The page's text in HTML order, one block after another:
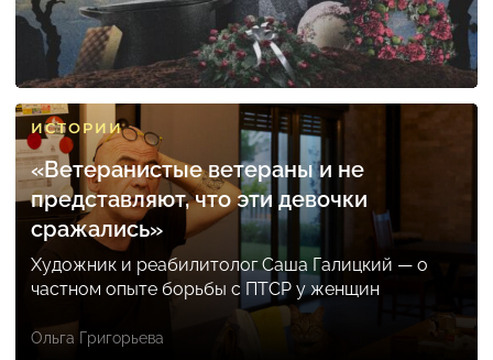
ИСТОРИИ
«Ветеранистые ветераны и не
представляют, что эти девочки
сражались»
Художник и реабилитолог Саша Галицкий — о
частном опыте борьбы с ПТСР у женщин
Ольга Григорьева